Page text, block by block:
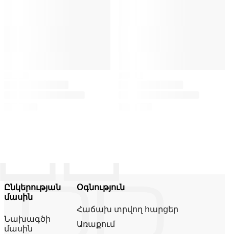
Ընկերության
մասին
Նախագծի
մասին
Օգնություն
Հաճախ տրվող հարցեր
Առաքում